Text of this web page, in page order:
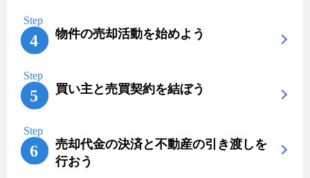
物件の売却活動を始めよう
買い主と売買契約を結ぼう
売却代金の決済と不動産の引き渡しを
行おう